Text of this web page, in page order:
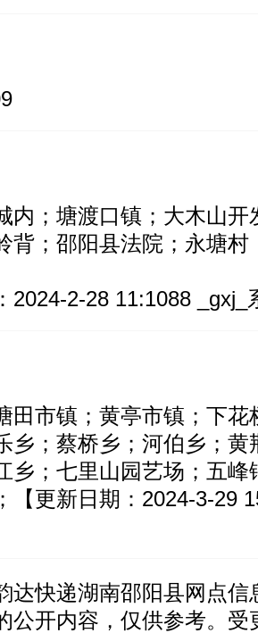
内；塘渡口镇；大木山开
背；邵阳县法院；永塘村
2024-2-28 11:1088 _gxj_
田市镇；黄亭市镇；下花
乡；蔡桥乡；河伯乡；黄
乡；七里山园艺场；五峰
【更新日期：2024-3-29
达快递湖南邵阳县网点信
公开内容，仅供参考。受